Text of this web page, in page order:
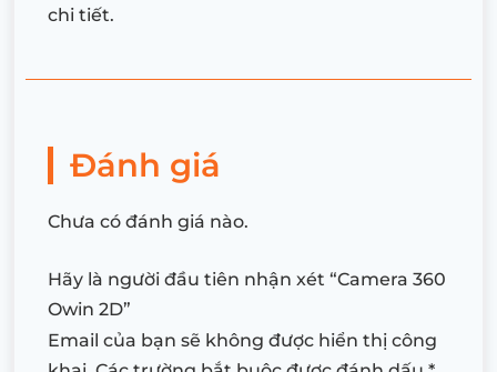
chi tiết.
Đánh giá
Chưa có đánh giá nào.
Hãy là người đầu tiên nhận xét “Camera 360
Owin 2D”
Email của bạn sẽ không được hiển thị công